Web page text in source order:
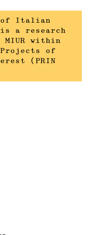
of Italian
a research
within
Projects of
(PRIN